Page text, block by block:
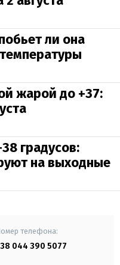
ли она
жарой до +37:
градусов:
на выходные
телефона:
044 390 5077